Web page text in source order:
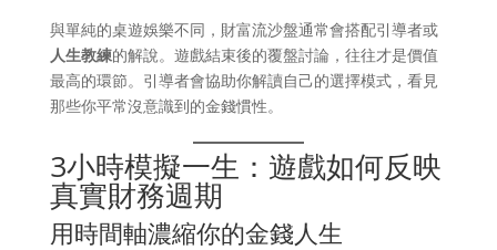
與單純的桌遊娛樂不同，財富流沙盤通常會搭配引導者或
人生教練的解說。遊戲結束後的覆盤討論，往往才是價值
最高的環節。引導者會協助你解讀自己的選擇模式，看見
那些你平常沒意識到的金錢慣性。
3小時模擬一生：遊戲如何反映
真實財務週期
用時間軸濃縮你的金錢人生